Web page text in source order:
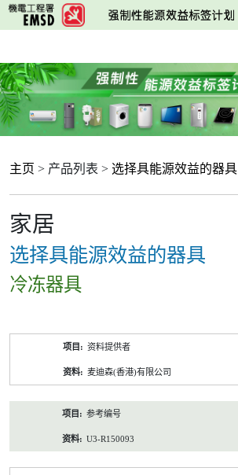
跳
至
要
内
容
主页 > 产品列表 > 选择具能源效益的器具
家居
选择具能源效益的器具
冷冻器具
资料提供者
麦迪森(香港)有限公司
参考编号
U3-R150093